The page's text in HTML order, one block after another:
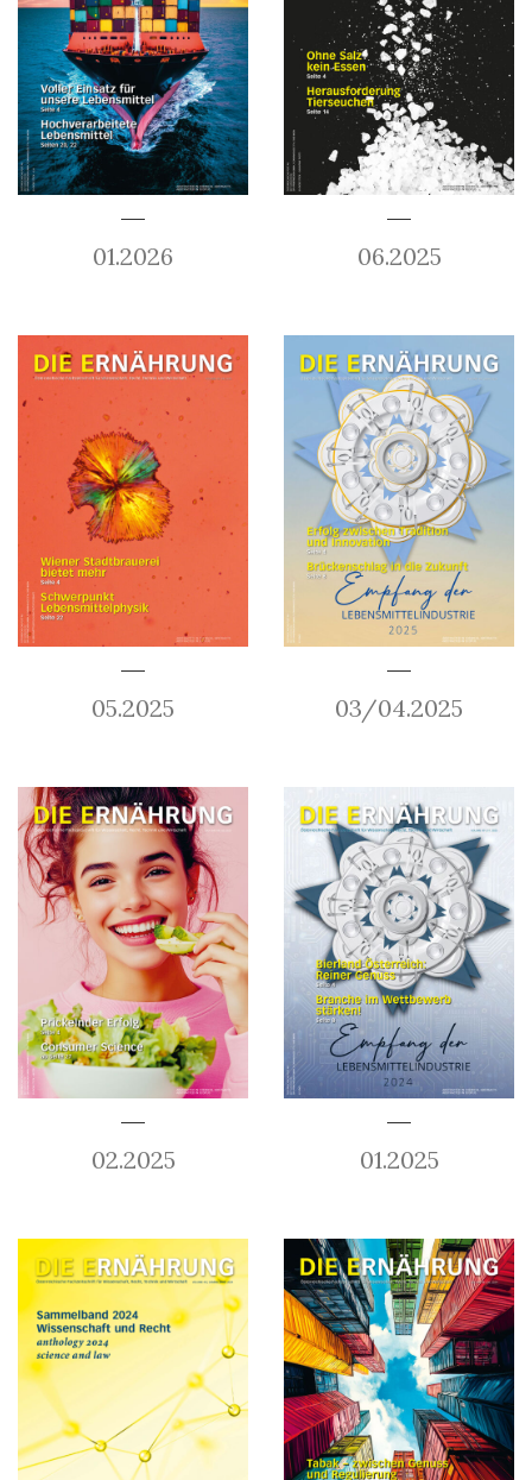
01.2026 06.2025
05.2025 03/04.2025
02.2025 01.2025